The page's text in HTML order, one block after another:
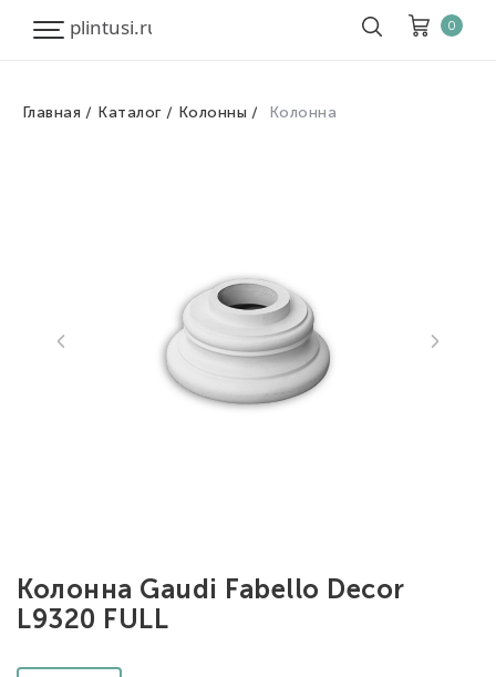
0
Главная Каталог Колонны Колонна
Колонна Gaudi Fabello Decor
L9320 FULL